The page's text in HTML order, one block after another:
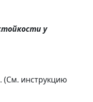
у
(См. инструкцию